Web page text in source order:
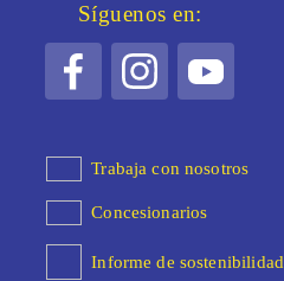
Síguenos en:
Trabaja con nosotros
Concesionarios
Informe de sostenibilidad